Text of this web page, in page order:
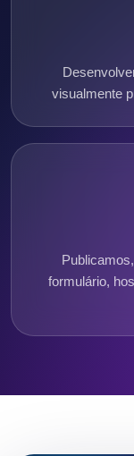
visualmente
formulário,